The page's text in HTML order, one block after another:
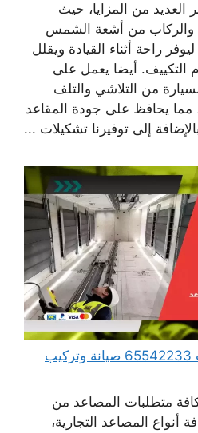
من المزايا، حيث
والركاب من أشعة الشمس
راحة أثناء القيادة ويقلل
التكييف. أيضا يعمل على
من التلاشي والتلف
مما يحافظ على جودة المقاعد
إلى توفيرنا تشكيلات ...
صيانة مصاعد في الكويت 65542233 صيانة وتركيب
متطلبات المصاعد من
أنواع المصاعد التجارية،